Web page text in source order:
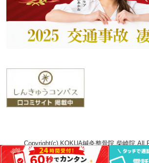
Copyright(c) KOKUA鍼灸整骨院 柴崎院 All